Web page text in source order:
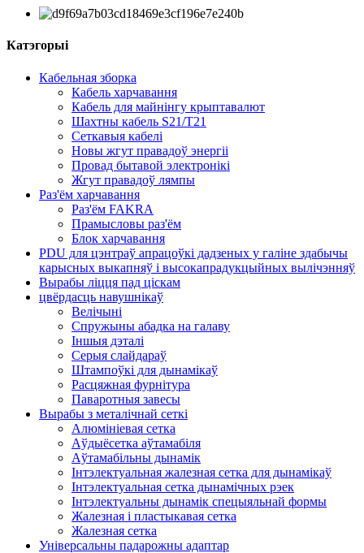
Катэгорыі
Кабельная зборка
Кабель харчавання
Кабель для майнінгу крыптавалют
Шахтны кабель S21/T21
Сеткавыя кабелі
Новы жгут правадоў энергіі
Провад бытавой электронікі
Жгут правадоў лямпы
Раз'ём харчавання
Раз'ём FAKRA
Прамысловы раз'ём
Блок харчавання
PDU для цэнтраў апрацоўкі дадзеных у галіне здабычы
карысных выкапняў і высокапрадукцыйных вылічэнняў
Вырабы ліцця пад ціскам
цвёрдасць навушнікаў
Велічыні
Спружыны абадка на галаву
Іншыя дэталі
Серыя слайдараў
Штампоўкі для дынамікаў
Расцяжная фурнітура
Паваротныя завесы
Вырабы з металічнай сеткі
Алюмініевая сетка
Аўдыёсетка аўтамабіля
Аўтамабільны дынамік
Інтэлектуальная жалезная сетка для дынамікаў
Інтэлектуальная сетка дынамічных рэек
Інтэлектуальны дынамік спецыяльнай формы
Жалезная і пластыкавая сетка
Жалезная сетка
Універсальны падарожны адаптар